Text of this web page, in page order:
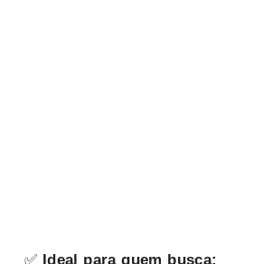
✅ Ideal para quem busca: